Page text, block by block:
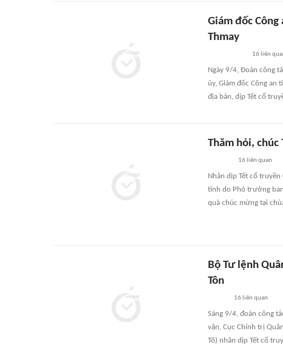
Giám đốc
Thmay
16 liên
Ngày 9/4, Đoàn công
ủy, Giám đốc Công an
địa bàn, dịp Tết cổ
Thăm hỏi, chúc
16 liên quan
Nhân dịp Tết cổ
tỉnh do Phó trưởng
quà chúc mừng tại
Bộ Tư lệnh
Tôn
16 liên quan
Sáng 9/4, đoàn công
vận, Cục Chính trị
Tô) nhân dịp Tết cổ